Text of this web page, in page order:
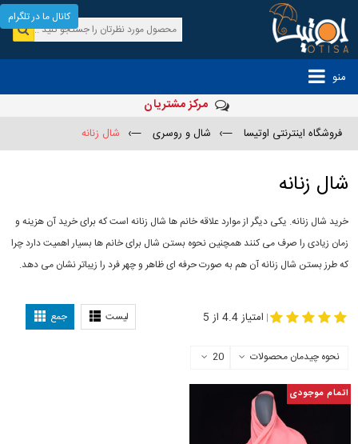
منو
مرکز مشتریان
فروشگاه اینترنتی اوتیسا —› شال و روسری —› شال زنانه
شال زنانه
خرید شال زنانه. یکی دیگر از موارد علاقه خانم ها شال زنانه است که برای خرید آن هزینه و
زمان زیادی را صرف می کنند همچنین نحوه بستن شال برای خانم ها بسیار اهمیت دارد چرا
که طرز بستن شال زنانه آن هم به صورت حرفه ای ظاهر و چهر فرد را زیباتر نشان می دهد.
لیست جمع | امتیاز 4.4 از 5
نحوه چیدمان محصولات 20
اتمام موجودی
کانال ما در تلگرام